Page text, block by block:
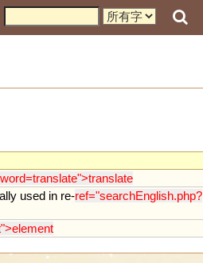
used in re-ref="searchEnglish.php?